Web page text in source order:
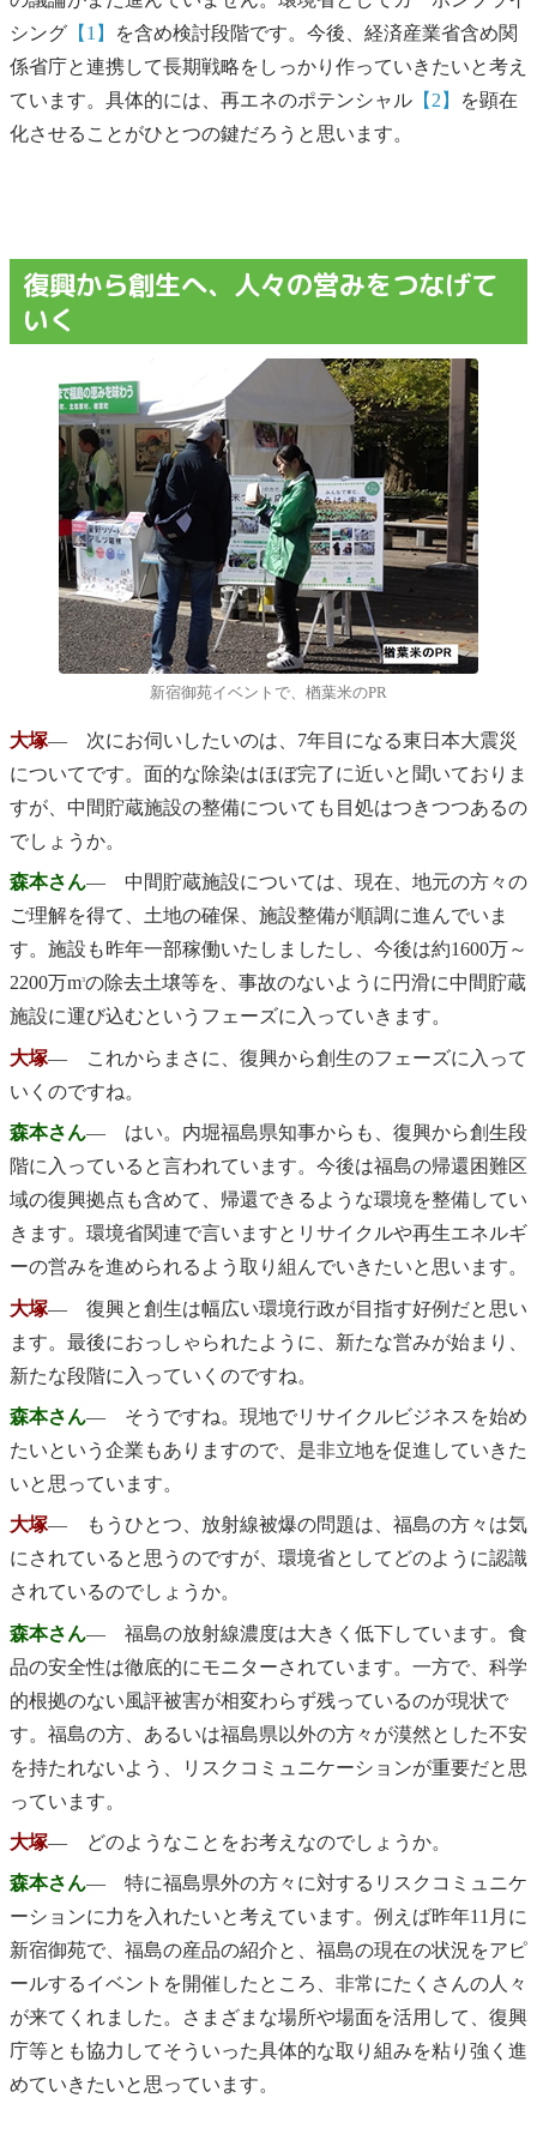
シング 【1】
を含め検討段階です。今後、経済産業省含め関
係省庁と連携して長期戦略をしっかり作っていきたいと考え
ています。具体的には、再エネのポテンシャル 【2】
を顕在
化させることがひとつの鍵だろうと思います。
復興から創生へ、人々の営みをつなげて
いく
新宿御苑イベントで、楢葉米のPR
大塚― 次にお伺いしたいのは、7年目になる東日本大震災
についてです。面的な除染はほぼ完了に近いと聞いておりま
すが、中間貯蔵施設の整備についても目処はつきつつあるの
でしょうか。
森本さん― 中間貯蔵施設については、現在、地元の方々の
ご理解を得て、土地の確保、施設整備が順調に進んでいま
す。施設も昨年一部稼働いたしましたし、今後は約1600万～
2200万m3の除去土壌等を、事故のないように円滑に中間貯蔵
施設に運び込むというフェーズに入っていきます。
大塚― これからまさに、復興から創生のフェーズに入って
いくのですね。
森本さん― はい。内堀福島県知事からも、復興から創生段
階に入っていると言われています。今後は福島の帰還困難区
域の復興拠点も含めて、帰還できるような環境を整備してい
きます。環境省関連で言いますとリサイクルや再生エネルギ
ーの営みを進められるよう取り組んでいきたいと思います。
大塚― 復興と創生は幅広い環境行政が目指す好例だと思い
ます。最後におっしゃられたように、新たな営みが始まり、
新たな段階に入っていくのですね。
森本さん― そうですね。現地でリサイクルビジネスを始め
たいという企業もありますので、是非立地を促進していきた
いと思っています。
大塚― もうひとつ、放射線被爆の問題は、福島の方々は気
にされていると思うのですが、環境省としてどのように認識
されているのでしょうか。
森本さん― 福島の放射線濃度は大きく低下しています。食
品の安全性は徹底的にモニターされています。一方で、科学
的根拠のない風評被害が相変わらず残っているのが現状で
す。福島の方、あるいは福島県以外の方々が漠然とした不安
を持たれないよう、リスクコミュニケーションが重要だと思
っています。
大塚― どのようなことをお考えなのでしょうか。
森本さん― 特に福島県外の方々に対するリスクコミュニケ
ーションに力を入れたいと考えています。例えば昨年11月に
新宿御苑で、福島の産品の紹介と、福島の現在の状況をアピ
ールするイベントを開催したところ、非常にたくさんの人々
が来てくれました。さまざまな場所や場面を活用して、復興
庁等とも協力してそういった具体的な取り組みを粘り強く進
めていきたいと思っています。